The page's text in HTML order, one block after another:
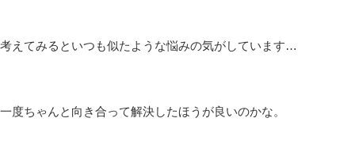
考えてみるといつも似たような悩みの気がしています…
一度ちゃんと向き合って解決したほうが良いのかな。